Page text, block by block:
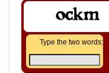
Type the two words: